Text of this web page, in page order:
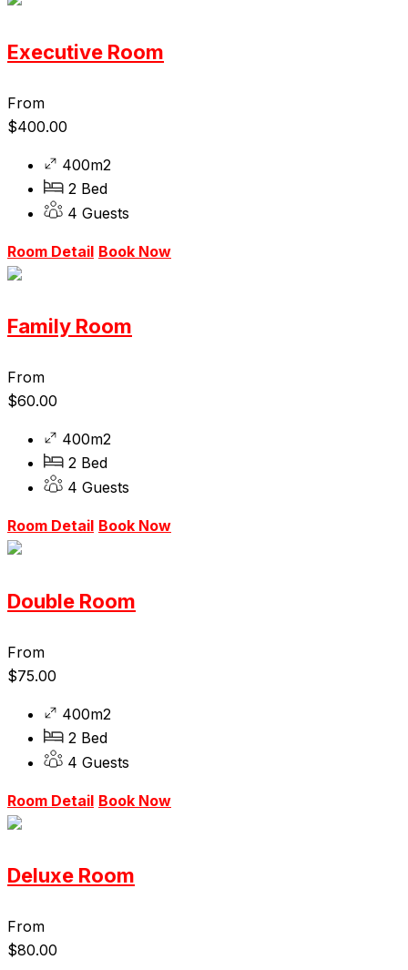
Executive Room
From
$400.00
400m2
2 Bed
4 Guests
Room Detail Book Now
Family Room
From
$60.00
400m2
2 Bed
4 Guests
Room Detail Book Now
Double Room
From
$75.00
400m2
2 Bed
4 Guests
Room Detail Book Now
Deluxe Room
From
$80.00